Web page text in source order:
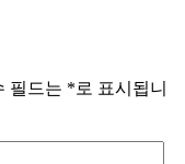
필드는 *로 표시됩니